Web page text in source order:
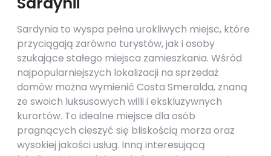
Sardynia to wyspa pełna urokliwych miejsc, które
przyciągają zarówno turystów, jak i osoby
szukające stałego miejsca zamieszkania. Wśród
najpopularniejszych lokalizacji na sprzedaż
domów można wymienić Costa Smeralda, znaną
ze swoich luksusowych willi i ekskluzywnych
kurortów. To idealne miejsce dla osób
pragnących cieszyć się bliskością morza oraz
wysokiej jakości usług. Inną interesującą